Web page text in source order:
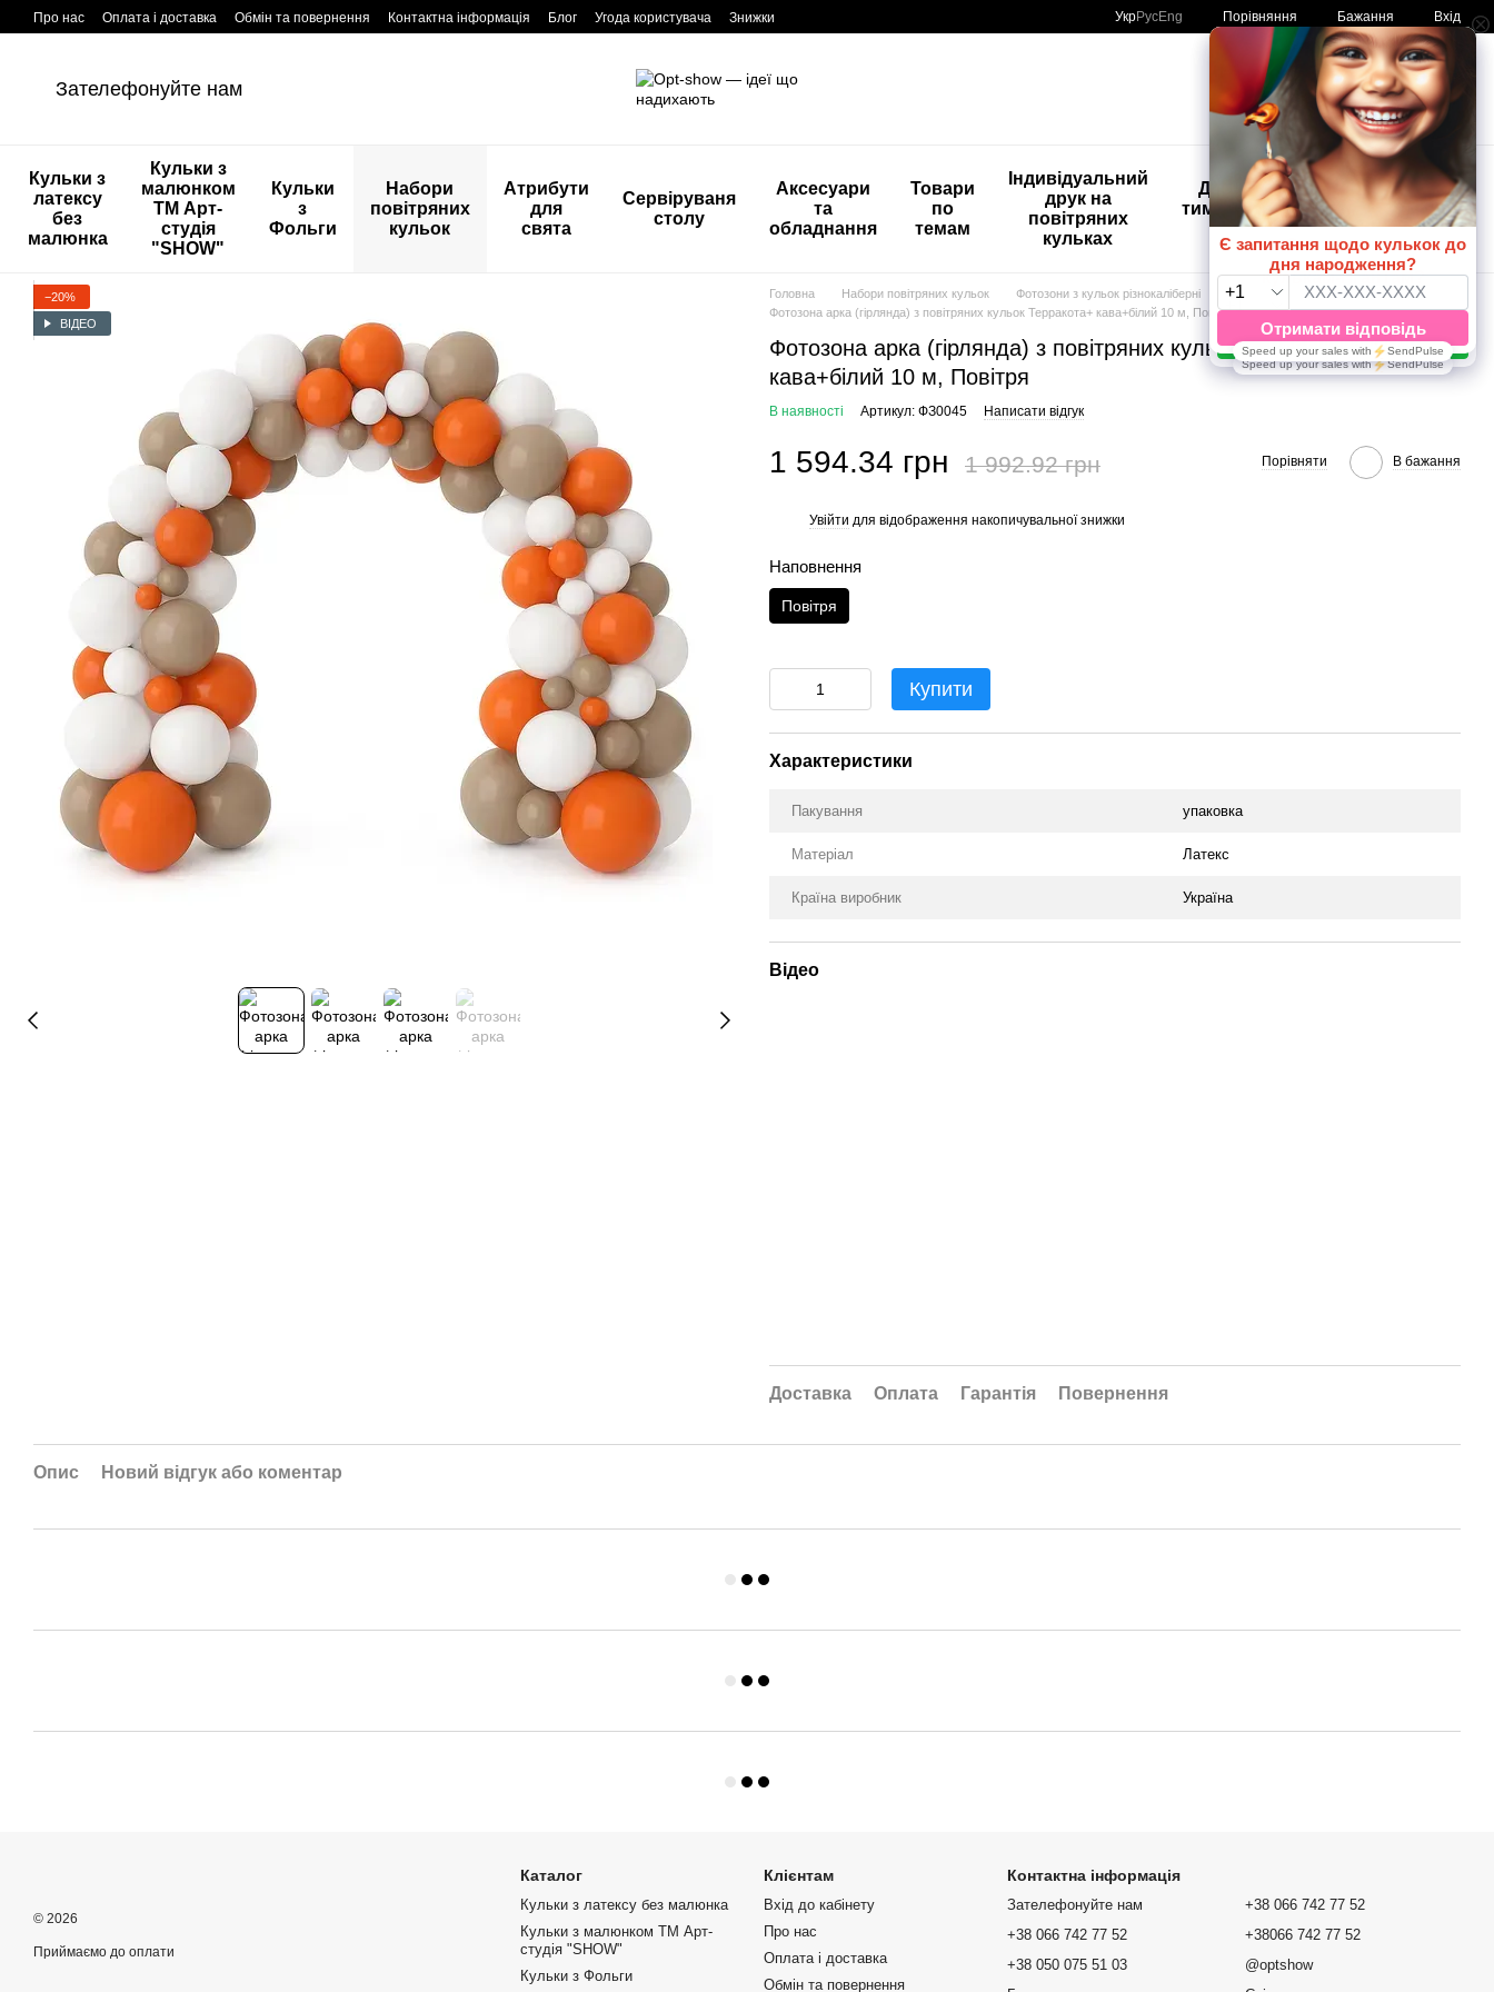
Перейти к основному контенту
Про нас Оплата і доставка Обмін та повернення Контактна інформація Блог Угода користувача Знижки УкрРусEng Порівняння Бажання Вхід
Зателефонуйте нам Мій кошик
Кульки з
латексу
без
малюнка
Кульки з
малюнком
ТМ Арт-
студія
"SHOW"
Кульки
з
Фольги
Набори
повітряних
кульок
Атрибути
для
свята
Сервіруваня
столу
Аксесуари
та
обладнання
Товари
по
темам
Індивідуальний
друк на
повітряних
кульках
Дитяче
тимчасове
тату
🚨🚨🚨
Розпродаж
Кульки з
друком😀
🎈
−20%
ВІДЕО
Головна Набори повітряних кульок Фотозони з кульок різнокаліберні
Багатокольорові 10м
Фотозона арка (гірлянда) з повітряних кульок Терракота+ кава+білий 10 м, Повітря
Фотозона арка (гірлянда) з повітряних кульок Терракота+
кава+білий 10 м, Повітря
В наявності Артикул: ФЗ0045 Написати відгук
1 594.34 грн 1 992.92 грн Порівняти В бажання
Увійти для відображення накопичувальної знижки
Наповнення
Повітря
Купити
Характеристики
Пакування упаковка
Матеріал Латекс
Країна виробник Україна
Відео
Доставка Оплата Гарантія Повернення
Опис Новий відгук або коментар
© 2026
Приймаємо до оплати
Каталог
Кульки з латексу без малюнка
Кульки з малюнком ТМ Арт-
студія "SHOW"
Кульки з Фольги
Клієнтам
Вхід до кабінету
Про нас
Оплата і доставка
Обмін та повернення
Контактна інформація
Зателефонуйте нам
+38 066 742 77 52
+38 050 075 51 03
+38 066 742 77 52
+38066 742 77 52
@optshow